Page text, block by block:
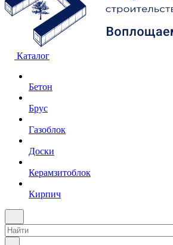
Каталог
Бетон
Брус
Газоблок
Доски
Керамзитоблок
Кирпич